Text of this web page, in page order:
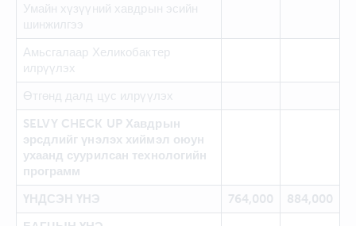
Умайн хүзүүний хавдрын эсийн
шинжилгээ
Амьсгалаар Хеликобактер
илрүүлэх
Өтгөнд далд цус илрүүлэх
SELVY CHECK UP Хавдрын
эрсдлийг үнэлэх хиймэл оюун
ухаанд суурилсан технологийн
программ
ҮНДСЭН ҮНЭ
764,000
884,000